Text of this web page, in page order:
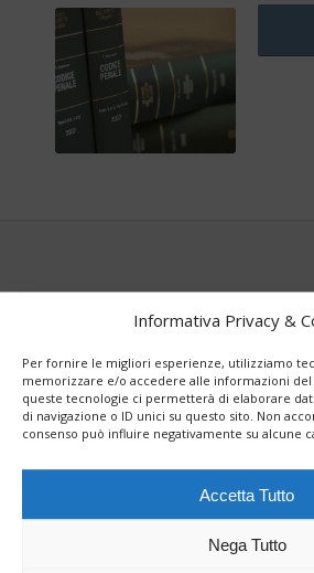
Informativa Privacy &
Per fornire le migliori esperienze, utilizziamo
memorizzare e/o accedere alle informazioni del
queste tecnologie ci permetterà di elaborare
di navigazione o ID unici su questo sito. Non
consenso può influire negativamente su alcune
Accetta Tutto
Nega Tutto
I NOSTRI
competenza ed
diritto penale dell’
impresa